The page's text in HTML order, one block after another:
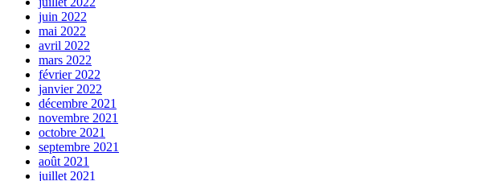
juin 2022
mai 2022
avril 2022
mars 2022
février 2022
janvier 2022
décembre 2021
novembre 2021
octobre 2021
septembre 2021
août 2021
juillet 2021